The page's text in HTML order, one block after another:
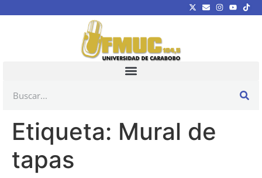
Etiqueta: Mural de
tapas